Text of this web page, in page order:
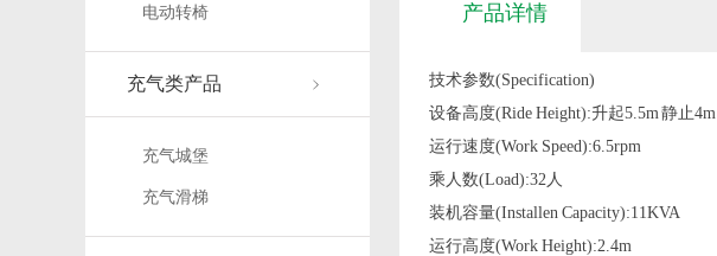
电动转椅
充气类产品
充气城堡
充气滑梯
产品详情
技术参数(Specification)
设备高度(Ride Height):升起5.5m 静止4m
运行速度(Work Speed):6.5rpm
乘人数(Load):32人
装机容量(Installen Capacity):11KVA
运行高度(Work Height):2.4m